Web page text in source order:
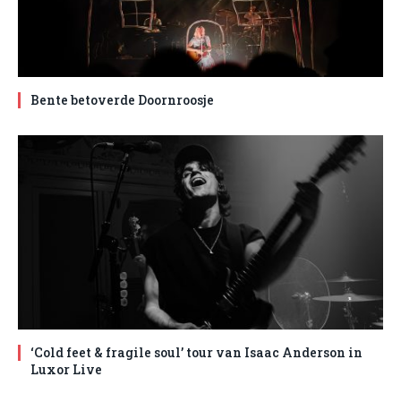
Bente betoverde Doornroosje
‘Cold feet & fragile soul’ tour van Isaac Anderson in
Luxor Live